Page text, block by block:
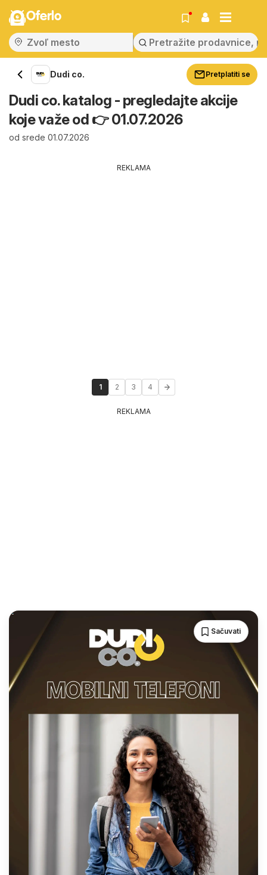
Oferlo
Dudi co. Pretplatiti se
Dudi co. katalog - pregledajte akcije
koje važe od 👉 01.07.2026
od srede 01.07.2026
REKLAMA
1 2 3 4
REKLAMA
Sačuvati